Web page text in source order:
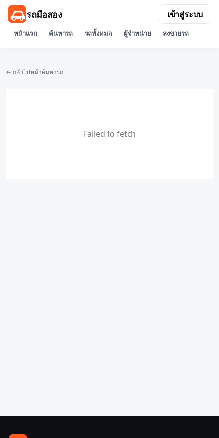
รถมือสอง
หน้าแรก ค้นหารถ รถทั้งหมด ผู้จำหน่าย ลงขายรถ
เข้าสู่ระบบ
← กลับไปหน้าค้นหารถ
Failed to fetch